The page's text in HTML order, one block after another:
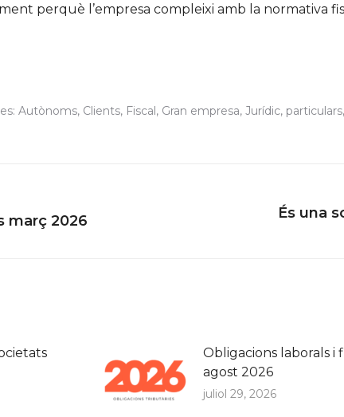
perquè l’empresa compleixi amb la normativa
Autònoms, Clients, Fiscal, Gran empresa, Jurídic, particulars,
març 2026
Next
És una
Obligacions laborals i
agost 2026
juliol 29, 2026